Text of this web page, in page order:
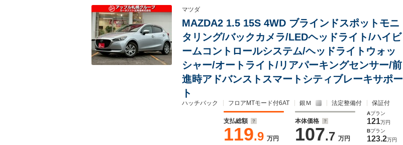
マツダ
MAZDA2 1.5 15S 4WD ブラインドスポットモニ
タリング/バックカメラ/LEDヘッドライト/ハイビ
ームコントロールシステム/ヘッドライトウォッ
シャー/オートライト/リアパーキングセンサー/前
進時アドバンストスマートシティブレーキサポー
ト
ハッチバック フロアMTモード付6AT 銀Ｍ 法定整備付 保証付
支払総額
119.9 万円
本体価格
107.7 万円
Aプラン
121万円
Bプラン
123.2万円